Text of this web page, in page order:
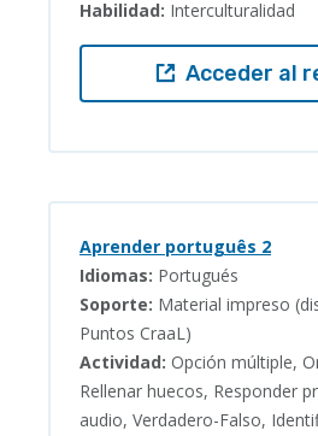
Habilidad: Interculturalidad
Acceder al
Aprender português 2
Idiomas: Portugués
Soporte: Material impreso
Puntos CraaL)
Actividad: Opción múltiple,
Rellenar huecos, Responder
audio, Verdadero-Falso,